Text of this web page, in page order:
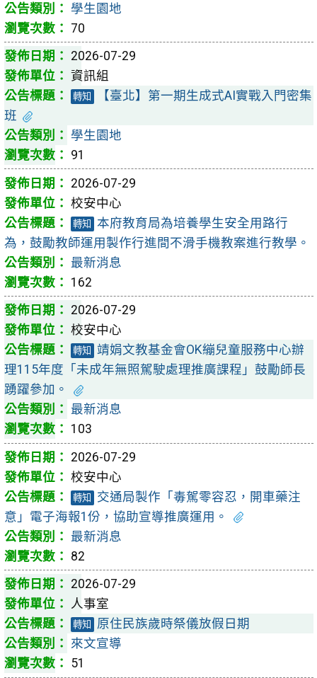
學生園地
70
2026-07-29
資訊組
轉知
【臺北】第一期生成式AI實戰入門密集
班
學生園地
91
2026-07-29
校安中心
轉知
本府教育局為培養學生安全用路行
為，鼓勵教師運用製作行進間不滑手機教案進行教學。
最新消息
162
2026-07-29
校安中心
轉知
靖娟文教基金會OK繃兒童服務中心辦
理115年度「未成年無照駕駛處理推廣課程」鼓勵師長
踴躍參加。
最新消息
103
2026-07-29
校安中心
轉知
交通局製作「毒駕零容忍，開車藥注
意」電子海報1份，協助宣導推廣運用。
最新消息
82
2026-07-29
人事室
轉知
原住民族歲時祭儀放假日期
來文宣導
51